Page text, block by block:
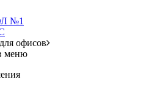
№1
офисов
меню